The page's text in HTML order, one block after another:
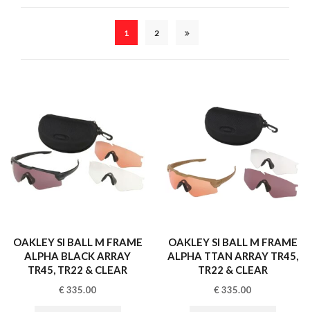
1 2
OAKLEY SI BALL M FRAME
ALPHA BLACK ARRAY
TR45, TR22 & CLEAR
€335.00
OAKLEY SI BALL M FRAME
ALPHA TTAN ARRAY TR45,
TR22 & CLEAR
€335.00